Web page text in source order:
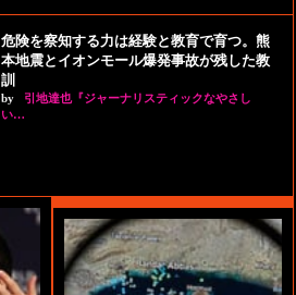
危険を察知する力は経験と教育で育つ。熊
本地震とイオンモール爆発事故が残した教
訓
by
引地達也『ジャーナリスティックなやさし
い…